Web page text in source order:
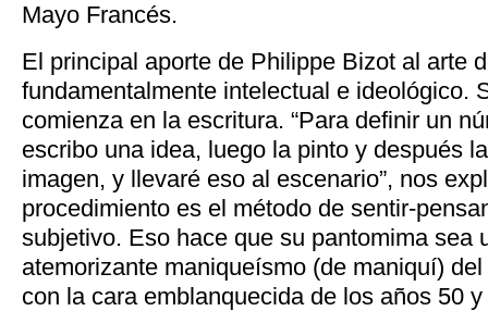
Mayo Francés.
El principal aporte de Philippe Bizot al arte
fundamentalmente intelectual e ideológico.
comienza en la escritura. “Para definir un
escribo una idea, luego la pinto y después
imagen, y llevaré eso al escenario”, nos
procedimiento es el método de sentir-
subjetivo. Eso hace que su pantomima sea
atemorizante maniqueísmo (de maniquí)
con la cara emblanquecida de los años 50